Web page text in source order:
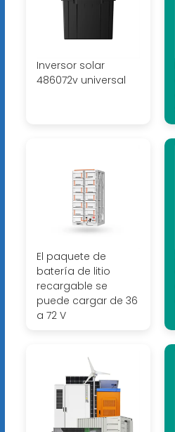
Inversor solar
486072v universal
El paquete de
batería de litio
recargable se
puede cargar de 36
a 72 V